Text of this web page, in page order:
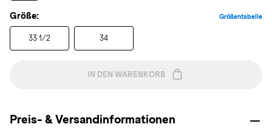
Größe: Größentabelle
33 1/2 34
IN DEN WARENKORB
Preis- & Versandinformationen